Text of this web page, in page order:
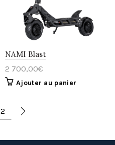
NAMI Blast
2 700,00€
Ajouter au panier
2